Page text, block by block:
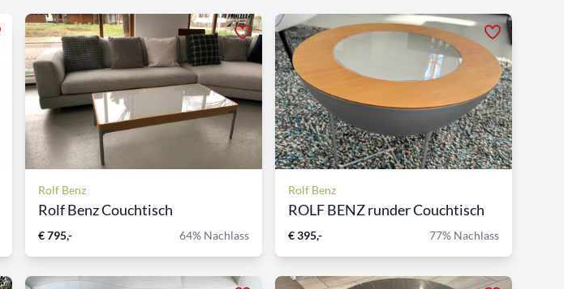
Rolf Benz
Rolf Benz Couchtisch
€ 795,- 64% Nachlass
Rolf Benz
ROLF BENZ runder Couchtisch
€ 395,- 77% Nachlass